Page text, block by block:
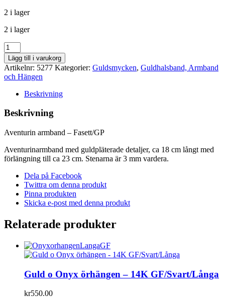
2 i lager
2 i lager
Aventurin
armband
-
Fasett/GP
mängd
Lägg till i varukorg
Artikelnr: 5277 Kategorier: Guldsmycken, Guldhalsband, Armband
och Hängen
Beskrivning
Beskrivning
Aventurin armband – Fasett/GP
Aventurinarmband med guldpläterade detaljer, ca 18 cm långt med
förlängning till ca 23 cm. Stenarna är 3 mm vardera.
Dela på Facebook
Twittra om denna produkt
Pinna produkten
Skicka e-post med denna produkt
Relaterade produkter
Guld o Onyx örhängen – 14K GF/Svart/Långa
kr550.00